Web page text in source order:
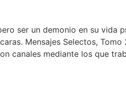
ser un demonio en su vida
Mensajes Selectos, Tomo
canales mediante los que